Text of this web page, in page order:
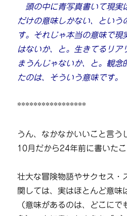
頭の中に青写真書いて現実
だけの意味しかない、という
す。それじゃ本当の意味で現
はないか、と。生きてるリア
まうんじゃないか、と。観念
たのは、そういう意味です。
*****************
うん、なかなかいいこと言う
10月だから24年前に書いたこ
壮大な冒険物語やサクセス・
関しては、実はほとんど意味
（意味があるのは、どこに